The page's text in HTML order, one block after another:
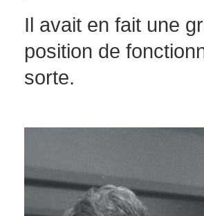
Il avait en fait une
position de
sorte.